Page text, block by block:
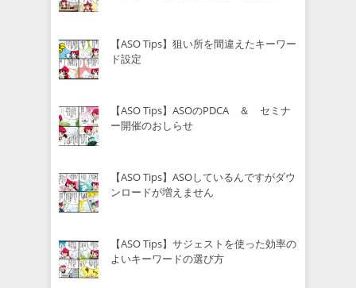
【ASO Tips】狙い所を間違えたキーワー
ド設定
【ASO Tips】ASOのPDCA ＆ セミナ
ー開催のおしらせ
【ASO Tips】ASOしているんですがダウ
ンロードが増えません
【ASO Tips】サジェストを使った効率の
よいキーワードの選び方